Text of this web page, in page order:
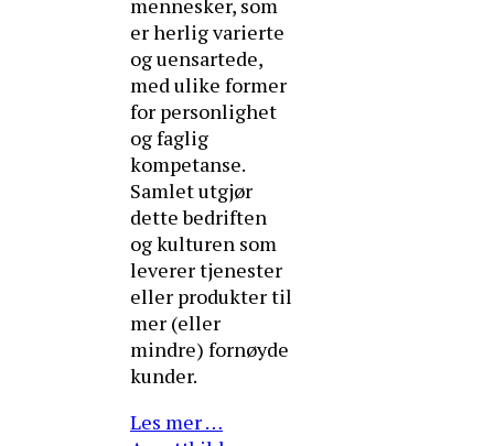
er herlig varierte
og uensartede,
med ulike former
for personlighet
og faglig
kompetanse.
Samlet utgjør
dette bedriften
og kulturen som
leverer tjenester
eller produkter til
mer (eller
mindre) fornøyde
kunder.
Les mer …